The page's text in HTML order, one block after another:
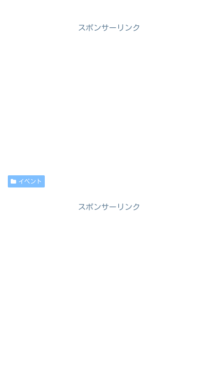
スポンサーリンク
イベント
スポンサーリンク